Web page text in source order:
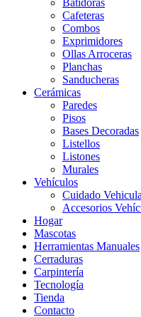
Cafeteras
Combos
Exprimidores
Ollas Arroceras
Planchas
Sanducheras
Cerámicas
Paredes
Pisos
Bases Decoradas
Listellos
Listones
Murales
Vehículos
Cuidado
Accesorios
Hogar
Mascotas
Herramientas Manuales
Cerraduras
Carpintería
Tecnología
Tienda
Contacto